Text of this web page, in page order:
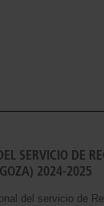
SERVICIO DE
2024-2025
del servicio de